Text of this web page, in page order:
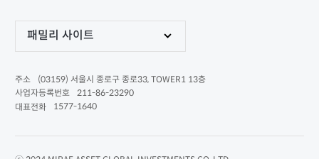
패밀리 사이트
주소
(03159) 서울시 종로구 종로33, TOWER1 13층
사업자등록번호
211-86-23290
대표전화
1577-1640